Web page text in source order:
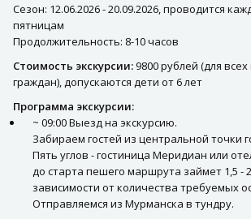
Сезон: 12.06.2026 - 20.09.2026, проводится
пятницам
Продолжительность: 8-10 часов
Стоимость экскурсии:9800 рублей (для
граждан), допускаются дети от 6 лет
Программа экскурсии:
~ 09:00 Выезд на экскурсию.
Забираем гостей из центральной точки
Пять углов - гостиница Меридиан или
до старта пешего маршрута займет 1,5 -
зависимости от количества требуемых
Отправляемся из Мурманска в тундру.